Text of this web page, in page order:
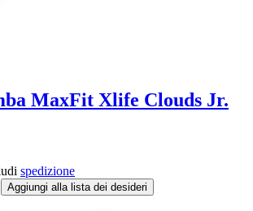
MaxFit Xlife Clouds Jr.
spedizione